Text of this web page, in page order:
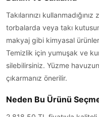
Takılarınızı
torbalarda veya takı
makyaj gibi kimyasal
Temizlik için yumuşak ve
silebilirsiniz. Yüzme
çıkarmanız önerilir.
Neden Bu Ürünü